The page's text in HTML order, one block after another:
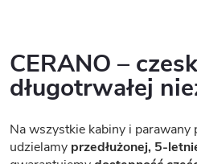
CERANO –
długotrwałej
Na wszystkie kabiny i
udzielamy przedłużonej, 5-